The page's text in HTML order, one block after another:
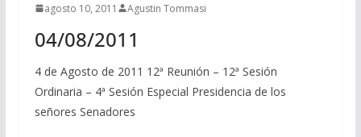
agosto 10, 2011 Agustin Tommasi
04/08/2011
4 de Agosto de 2011 12ª Reunión – 12ª Sesión
Ordinaria – 4ª Sesión Especial Presidencia de los
señores Senadores